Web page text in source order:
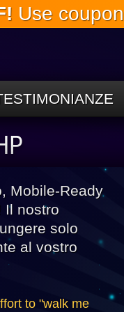
Salta al
contenuto
Use
Mobile-Ready
Il nostro
solo
al vostro
to "walk me